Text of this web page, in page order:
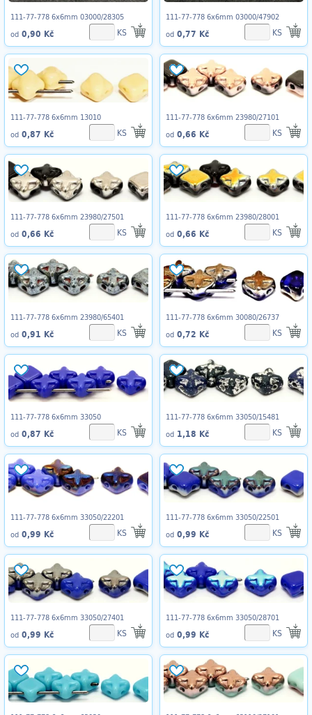
111-77-778 6x6mm 03000/28305
od 0,90 Kč KS
111-77-778 6x6mm 03000/47902
od 0,77 Kč KS
111-77-778 6x6mm 13010
od 0,87 Kč KS
111-77-778 6x6mm 23980/27101
od 0,66 Kč KS
111-77-778 6x6mm 23980/27501
od 0,66 Kč KS
111-77-778 6x6mm 23980/28001
od 0,66 Kč KS
111-77-778 6x6mm 23980/65401
od 0,91 Kč KS
111-77-778 6x6mm 30080/26737
od 0,72 Kč KS
111-77-778 6x6mm 33050
od 0,87 Kč KS
111-77-778 6x6mm 33050/15481
od 1,18 Kč KS
111-77-778 6x6mm 33050/22201
od 0,99 Kč KS
111-77-778 6x6mm 33050/22501
od 0,99 Kč KS
111-77-778 6x6mm 33050/27401
od 0,99 Kč KS
111-77-778 6x6mm 33050/28701
od 0,99 Kč KS